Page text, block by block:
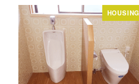
HOUSING